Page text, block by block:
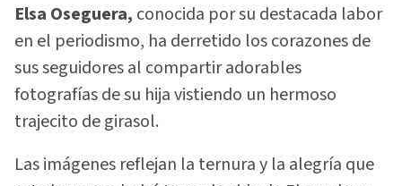
Elsa Oseguera, conocida por su destacada labor
en el periodismo, ha derretido los corazones de
sus seguidores al compartir adorables
fotografías de su hija vistiendo un hermoso
trajecito de girasol.
Las imágenes reflejan la ternura y la alegría que